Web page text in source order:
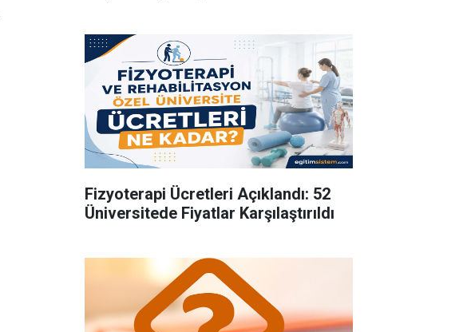
Fizyoterapi Ücretleri Açıklandı: 52
Üniversitede Fiyatlar Karşılaştırıldı